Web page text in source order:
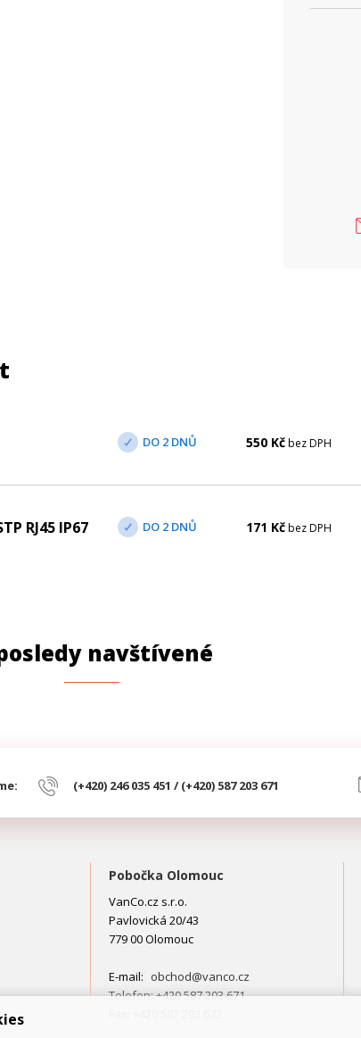
DO 2 DNŮ 550 Kčbez DPH
RJ45 IP67 DO 2 DNŮ 171 Kčbez DPH
navštívené
(+420) 246 035 451 / (+420) 587 203 671
Pobočka Olomouc
VanCo.cz s.r.o.
Pavlovická 20/43
779 00 Olomouc
E-mail: obchod@vanco.cz
Telefon: +420 587 203 671